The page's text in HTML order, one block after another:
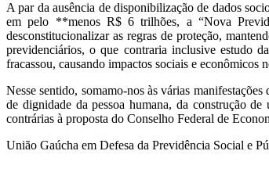
A par da ausência de disponibilização de dados
em pelo **menos R$ 6 trilhões, a “Nova
desconstitucionalizar as regras de proteção,
previdenciários, o que contraria inclusive estudo
fracassou, causando impactos sociais e econômicos
Nesse sentido, somamo-nos às várias
de dignidade da pessoa humana, da construção
contrárias à proposta do Conselho Federal de
União Gaúcha em Defesa da Previdência Social e